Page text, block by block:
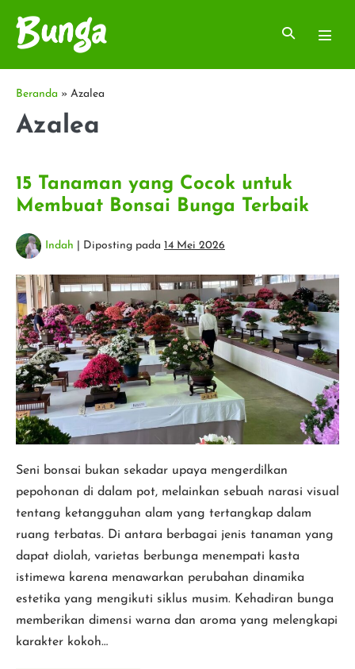
konten
Toggle
Beranda » Azalea
Azalea
15 Tanaman yang Cocok untuk
Membuat Bonsai Bunga Terbaik
Indah Diposting pada 14 Mei 2026
15
Tanaman
yang
Cocok
untuk
Membuat
Bonsai
Bunga
Seni bonsai bukan sekadar upaya mengerdilkan
pepohonan di dalam pot, melainkan sebuah narasi visual
tentang ketangguhan alam yang tertangkap dalam
ruang terbatas. Di antara berbagai jenis tanaman yang
dapat diolah, varietas berbunga menempati kasta
istimewa karena menawarkan perubahan dinamika
estetika yang mengikuti siklus musim. Kehadiran bunga
memberikan dimensi warna dan aroma yang melengkapi
karakter kokoh…